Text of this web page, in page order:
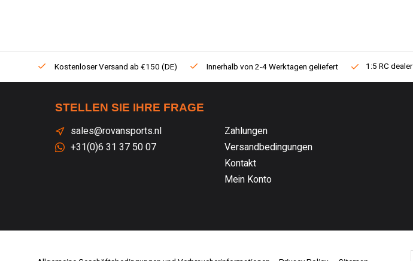
Kostenloser Versand ab €150 (DE) Innerhalb von 2-4 Werktagen geliefert 1:5 RC dealer
STELLEN SIE IHRE FRAGE
sales@rovansports.nl
+31(0)6 31 37 50 07
Zahlungen
Versandbedingungen
Kontakt
Mein Konto